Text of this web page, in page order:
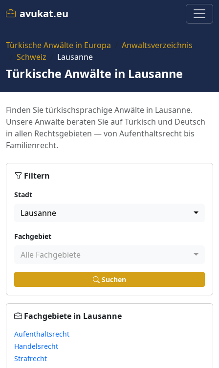
avukat.eu
Türkische Anwälte in Europa
Anwaltsverzeichnis
Schweiz
Lausanne
Türkische Anwälte in Lausanne
Finden Sie türkischsprachige Anwälte in Lausanne.
Unsere Anwälte beraten Sie auf Türkisch und Deutsch
in allen Rechtsgebieten — von Aufenthaltsrecht bis
Familienrecht.
Filtern
Stadt
Lausanne
Fachgebiet
Alle Fachgebiete
Suchen
Fachgebiete in Lausanne
Aufenthaltsrecht
Handelsrecht
Strafrecht